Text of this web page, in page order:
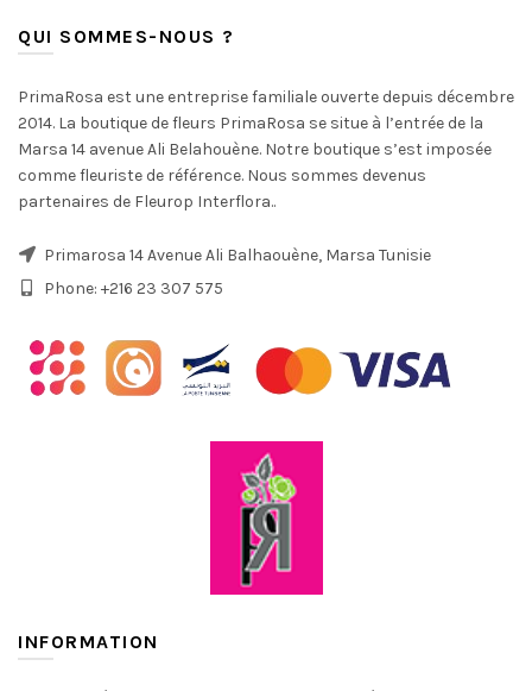
QUI SOMMES-NOUS ?
PrimaRosa est une entreprise familiale ouverte depuis décembre
2014. La boutique de fleurs PrimaRosa se situe à l’entrée de la
Marsa 14 avenue Ali Belahouène. Notre boutique s’est imposée
comme fleuriste de référence. Nous sommes devenus
partenaires de Fleurop Interflora..
Primarosa 14 Avenue Ali Balhaouène, Marsa Tunisie
Phone: +216 23 307 575
INFORMATION